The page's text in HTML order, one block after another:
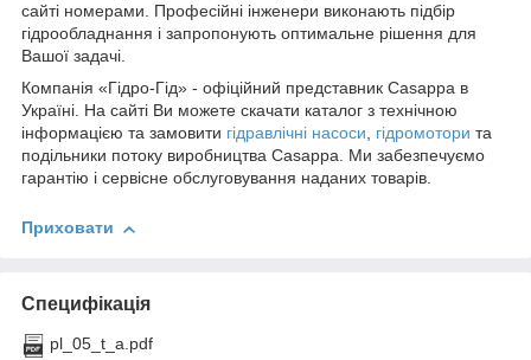
сайті номерами. Професійні інженери виконають підбір
гідрообладнання і запропонують оптимальне рішення для
Вашої задачі.
Компанія «Гідро-Гід» - офіційний представник Casappa в
Україні. На сайті Ви можете скачати каталог з технічною
інформацією та замовити гідравлічні насоси, гідромотори та
подільники потоку виробництва Casappa. Ми забезпечуємо
гарантію і сервісне обслуговування наданих товарів.
Приховати
Специфікація
pl_05_t_a.pdf